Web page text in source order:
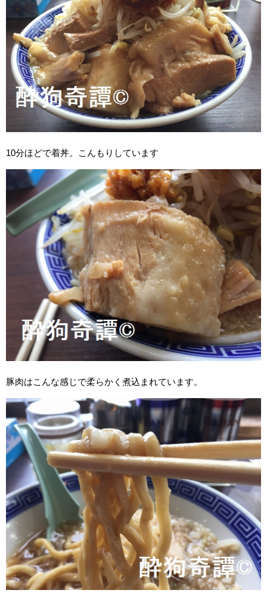
10分ほどで着丼。こんもりしています
豚肉はこんな感じで柔らかく煮込まれています。